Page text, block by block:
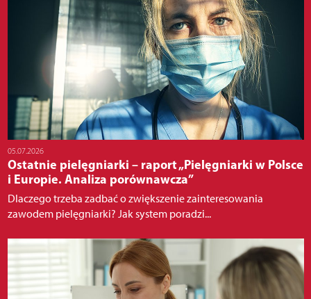
05.07.2026
Ostatnie pielęgniarki – raport „Pielęgniarki w Polsce
i Europie. Analiza porównawcza”
Dlaczego trzeba zadbać o zwiększenie zainteresowania
zawodem pielęgniarki? Jak system poradzi...